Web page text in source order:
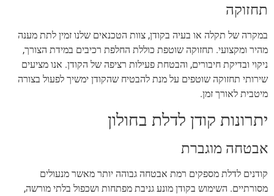
תחזוקה
במקרה של תקלה או בעיה בקודן, צוות הטכנאים שלנו זמין לתת מענה
מהיר ומקצועי. תחזוקה שוטפת כוללת החלפת רכיבים במידת הצורך,
ניקוי ובדיקת חיבורים, והבטחת פעילות רציפה של הקודן. אנו מציעים
שירותי תחזוקה שוטפים על מנת להבטיח שהקודן ימשיך לפעול בצורה
מיטבית לאורך זמן.
יתרונות קודן לדלת בחולון
אבטחה מוגברת
קודנים לדלת מספקים רמת אבטחה גבוהה יותר מאשר מנעולים
מסורתיים. השימוש בקודן מונע גניבת מפתחות ושכפול בלתי מורשה,